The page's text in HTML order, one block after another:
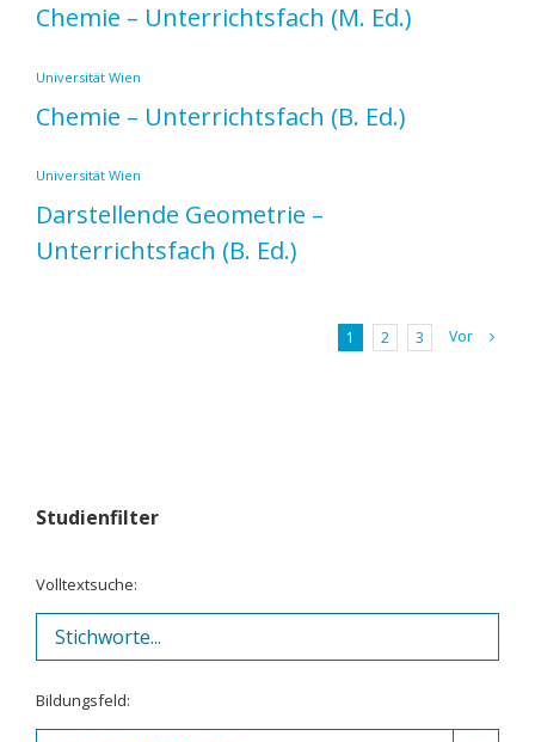
Chemie – Unterrichtsfach (M. Ed.)
Universität Wien
Chemie – Unterrichtsfach (B. Ed.)
Universität Wien
Darstellende Geometrie –
Unterrichtsfach (B. Ed.)
1 2 3 Vor
Studienfilter
Volltextsuche:
Bildungsfeld: